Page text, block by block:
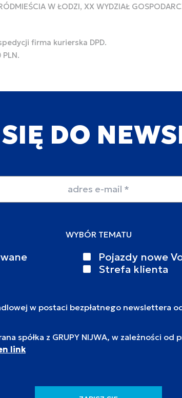
W ŁODZI, XX WYDZIAŁ
firma kurierska DPD.
DO
WYBÓR TEMATU
Pojazdy nowe
Strefa klienta
w postaci bezpłatnego newslettera
spółka z GRUPY NIJWA, w zależności
link